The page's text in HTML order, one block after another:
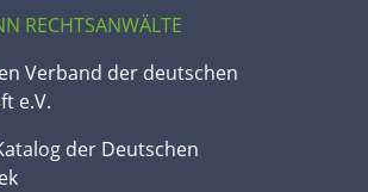
RECHTSANWÄLTE
Verband der deutschen
e.V.
der Deutschen